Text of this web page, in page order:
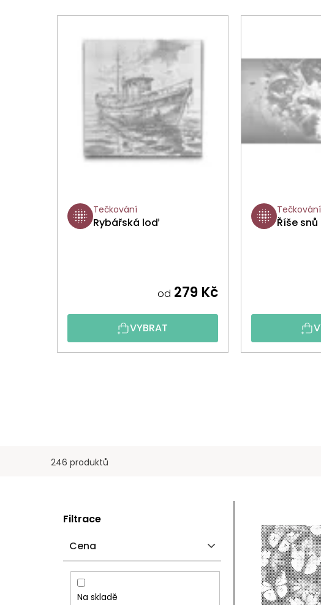
Tečkování
Rybářská loď
od 279 Kč
VYBRAT
Tečkování
Říše snů
246 produktů
Filtrace
Cena
Na skladě